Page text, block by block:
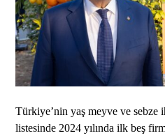
Türkiye’nin yaş meyve ve sebze
listesinde 2024 yılında ilk beş